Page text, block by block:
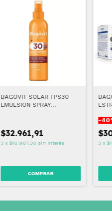
BAGOVIT SOLAR FPS30
EMULSION SPRAY
$32.961,91
3 x $10.987,30 sin interés
-40
3 x